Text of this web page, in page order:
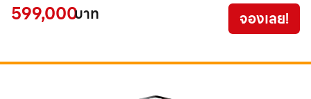
599,000บาท จองเลย!